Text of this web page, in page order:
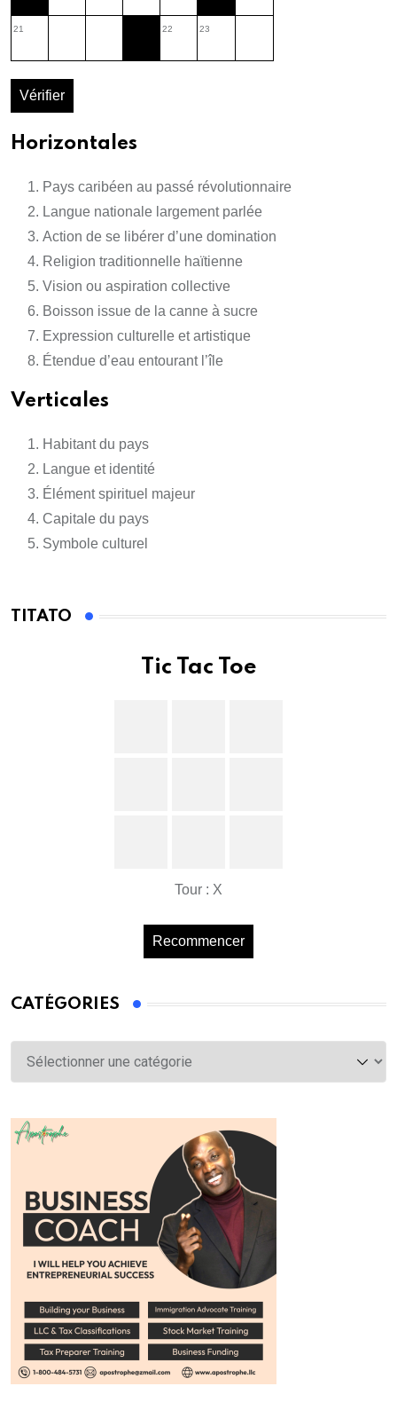
21 22 23
Vérifier
Horizontales
Pays caribéen au passé révolutionnaire
Langue nationale largement parlée
Action de se libérer d’une domination
Religion traditionnelle haïtienne
Vision ou aspiration collective
Boisson issue de la canne à sucre
Expression culturelle et artistique
Étendue d’eau entourant l’île
Verticales
Habitant du pays
Langue et identité
Élément spirituel majeur
Capitale du pays
Symbole culturel
TITATO
Tic Tac Toe
Tour : X
Recommencer
CATÉGORIES
Catégories